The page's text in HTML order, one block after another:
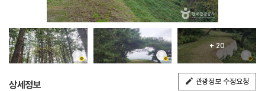
+ 20
상세정보 관광정보 수정요청